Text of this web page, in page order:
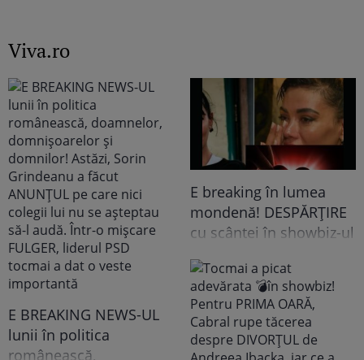
Viva.ro
E BREAKING NEWS-UL
lunii în politica
românească,
E breaking în lumea
mondenă! DESPĂRȚIRE
cu scântei în showbiz-ul
noastră vedetă a
recunoscut TOT, dar
tooot: „Mă abțin să nu-i
scriu. Am făcut
scandal!” Ce s-a